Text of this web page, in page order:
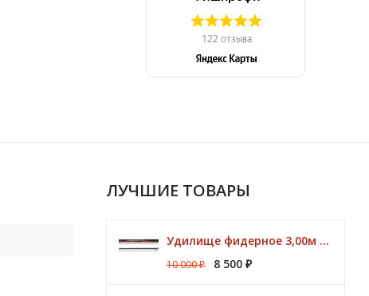
ЛУЧШИЕ ТОВАРЫ
Удилище фидерное 3,00м Argon Feeder MT 50gr Browning
10 000₽ 8 500 ₽